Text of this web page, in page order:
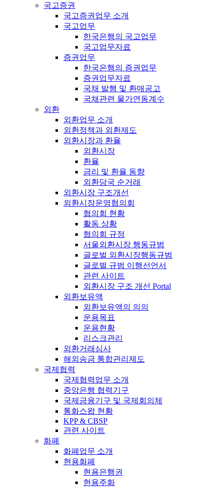
국고증권
국고증권업무 소개
국고업무
한국은행의 국고업무
국고업무자료
증권업무
한국은행의 증권업무
증권업무자료
국채 발행 및 환매공고
국채관련 물가연동계수
외환
외환업무 소개
외환정책과 외환제도
외환시장과 환율
외환시장
환율
금리 및 환율 동향
외환당국 순거래
외환시장 구조개선
외환시장운영협의회
협의회 현황
활동 상황
협의회 규정
서울외환시장 행동규범
글로벌 외환시장행동규범
글로벌 규범 이행선언서
관련 사이트
외환시장 구조 개선 Portal
외환보유액
외환보유액의 의의
운용목표
운용현황
리스크관리
외환거래심사
해외송금 통합관리제도
국제협력
국제협력업무 소개
중앙은행 협력기구
국제금융기구 및 국제회의체
통화스왑 현황
KPP & CBSP
관련 사이트
화폐
화폐업무 소개
현용화폐
현용은행권
현용주화